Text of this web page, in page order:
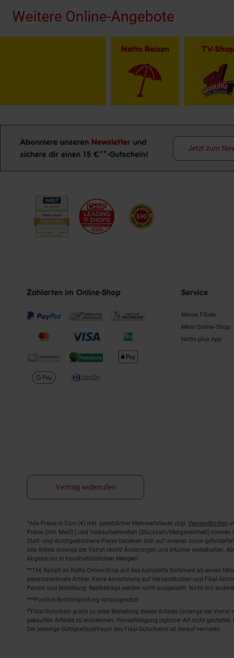
Weitere Online-Angebote
Netto Reisen TV-Shop
Newsletter Anmeldung
Abonniere unseren Newsletter und
sichere dir einen 15 €**-Gutschein!
Jetzt zum
Zahlarten im Online-Shop Service
Meine Filiale
Mein Online-Shop
Netto plus App
Vertrag widerrufen
Fußnoten
*Alle Preise in Euro (€) inkl. gesetzlicher Mehrwertsteuer, zzgl. Versandkosten
Preise (inkl. MwSt.) und Verkaufseinheiten (Stückzahl/Mengeneinheit) können
Statt- und durchgestrichene Preise beziehen sich auf unseren zuvor
Alle Artikel solange der Vorrat reicht! Änderungen und Irrtümer vorbehalten.
Abgabe nur in haushaltsüblichen Mengen!
**15€ Rabatt im Netto Online-Shop auf das komplette Sortiment ab einem
gekennzeichnete Artikel. Keine Anrechnung auf Versandkosten und Filial-
Person und Bestellung. Restbeträge werden nicht ausgezahlt. Nicht mit
***Positive Bonitätsprüfung vorausgesetzt
²⁰Filial-Gutschein gratis zu jeder Bestellung dieses Artikels (solange der
gekauften Artikels zu entnehmen. Vervielfältigung jeglicher Art nicht
Der jeweilige Gültigkeitszeitraum des Filial-Gutscheins ist darauf vermerkt.